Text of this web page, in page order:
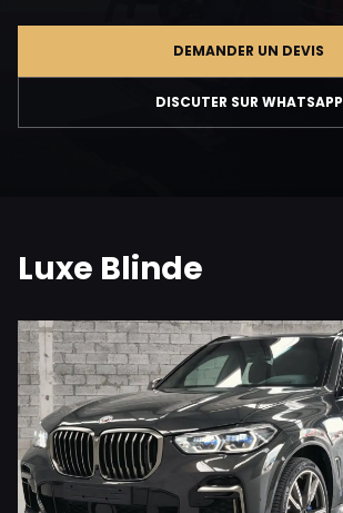
DEMANDER UN DEVIS
DISCUTER SUR WHATSAPP
Luxe Blinde